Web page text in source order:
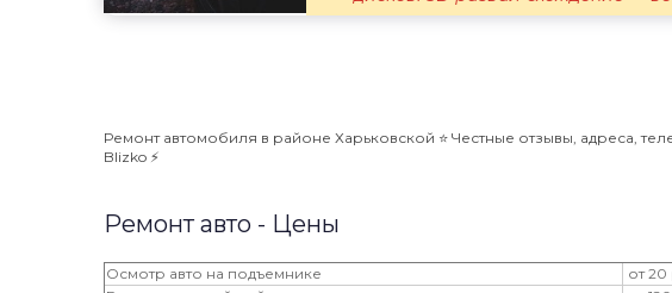
Ремонт автомобиля в районе Харьковской ⭐️ Честные отзывы, адреса,
Blizko ⚡️
Ремонт авто - Цены
Осмотр авто на подъемнике
от 20